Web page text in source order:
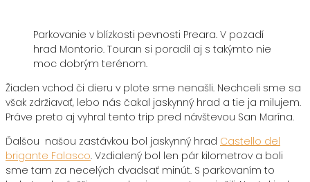
Parkovanie v blízkosti pevnosti Preara. V pozadí
hrad Montorio. Touran si poradil aj s takýmto nie
moc dobrým terénom.
Žiaden vchod či dieru v plote sme nenašli. Nechceli sme sa
však zdržiavať, lebo nás čakal jaskynný hrad a tie ja milujem.
Práve preto aj vyhral tento trip pred návštevou San Marína.
Ďalšou našou zastávkou bol jaskynný hrad Castello del
brigante Falasco. Vzdialený bol len pár kilometrov a boli
sme tam za necelých dvadsať minút. S parkovaním to